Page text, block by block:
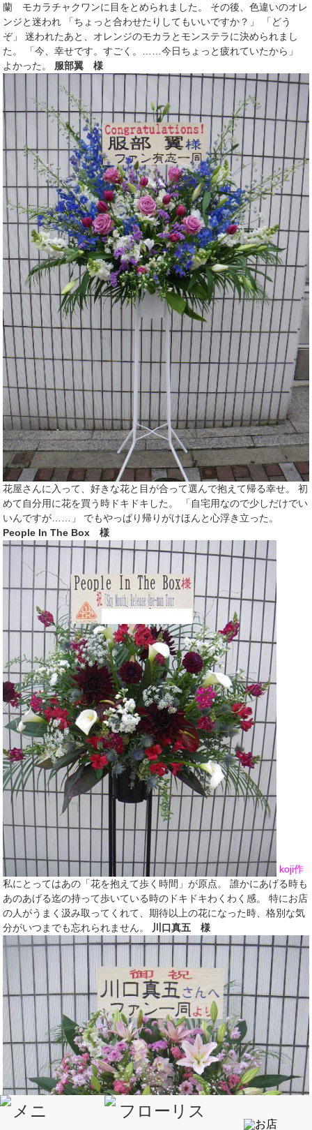
蘭 モカラチャクワンに目をとめられました。 その後、色違いのオレ
ンジと迷われ 「ちょっと合わせたりしてもいいですか？」 「どう
ぞ」 迷われたあと、オレンジのモカラとモンステラに決められまし
た。 「今、幸せです。すごく。……今日ちょっと疲れていたから」
よかった。 服部翼 様
花屋さんに入って、好きな花と目が合って選んで抱えて帰る幸せ。 初
めて自分用に花を買う時ドキドキした。 「自宅用なので少しだけでい
いんですが……」 でもやっぱり帰りがけほんと心浮き立った。
People In The Box 様
koji作
私にとってはあの「花を抱えて歩く時間」が原点。 誰かにあげる時も
あのあげる迄の持って歩いている時のドキドキわくわく感。 特にお店
の人がうまく汲み取ってくれて、期待以上の花になった時、格別な気
分がいつまでも忘れられません。 川口真五 様